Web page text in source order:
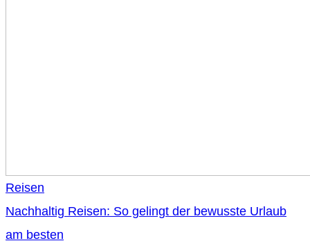
Reisen
Nachhaltig Reisen: So gelingt der bewusste Urlaub
am besten